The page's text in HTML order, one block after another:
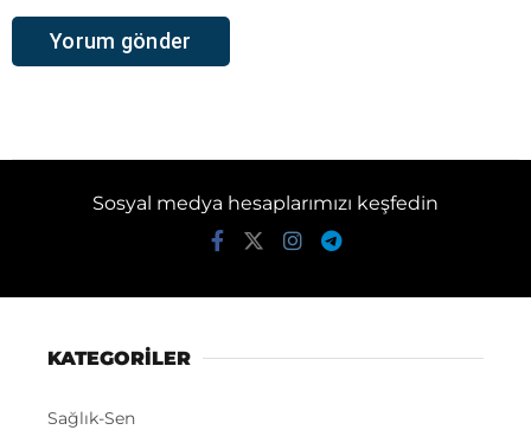
Sosyal medya hesaplarımızı keşfedin
KATEGORİLER
Sağlık-Sen